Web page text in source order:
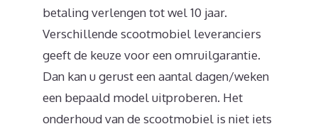
betaling verlengen tot wel 10 jaar.
Verschillende scootmobiel leveranciers
geeft de keuze voor een omruilgarantie.
Dan kan u gerust een aantal dagen/weken
een bepaald model uitproberen. Het
onderhoud van de scootmobiel is niet iets